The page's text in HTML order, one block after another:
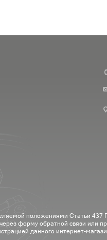
положениями Статьи
форму обратной связи или
данного интернет-